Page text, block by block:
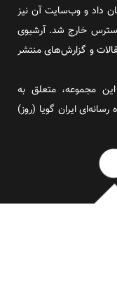
خود پایان داد و وب‌سایت آن نیز
خارج شد. آرشیوی
و گزارش‌های منتشر
مجموعه، متعلق به
ایران گویا (روز)